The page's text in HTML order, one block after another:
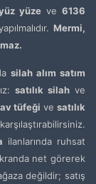
yüze ve6136
Mermi,
silah alım satım
satılık silah ve
tüfeği vesatılık
ilanlarında ruhsat
net görerek
değildir; satış